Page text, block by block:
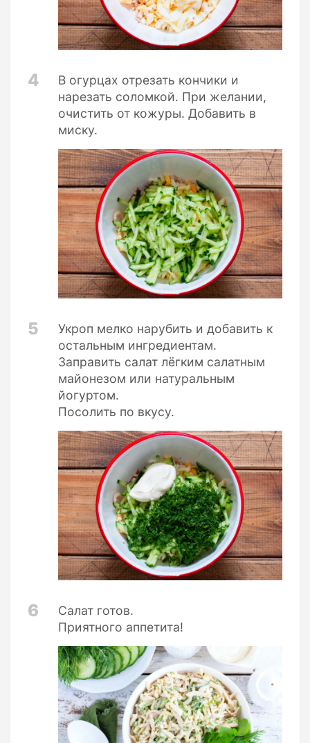
4
В огурцах отрезать кончики и
нарезать соломкой. При желании,
очистить от кожуры. Добавить в
миску.
5
Укроп мелко нарубить и добавить к
остальным ингредиентам.
Заправить салат лёгким салатным
майонезом или натуральным
йогуртом.
Посолить по вкусу.
6
Салат готов.
Приятного аппетита!